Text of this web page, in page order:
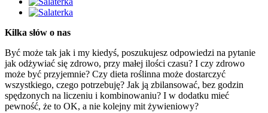
Kilka słów o nas
Być może tak jak i my kiedyś, poszukujesz odpowiedzi na pytanie
jak odżywiać się zdrowo, przy małej ilości czasu? I czy zdrowo
może być przyjemnie? Czy dieta roślinna może dostarczyć
wszystkiego, czego potrzebuję? Jak ją zbilansować, bez godzin
spędzonych na liczeniu i kombinowaniu? I w dodatku mieć
pewność, że to OK, a nie kolejny mit żywieniowy?